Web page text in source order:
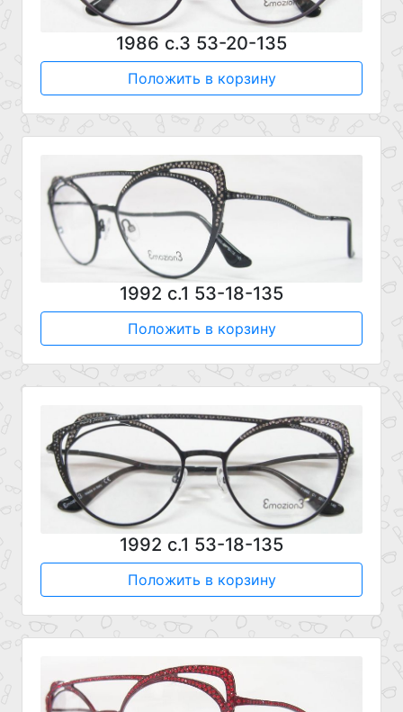
1986 с.3 53-20-135
Положить в корзину
1992 с.1 53-18-135
Положить в корзину
1992 с.1 53-18-135
Положить в корзину